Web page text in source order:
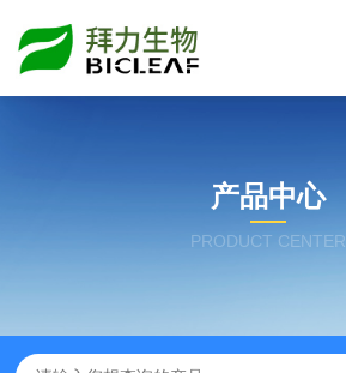
产品中心
PRODUCT CENTER